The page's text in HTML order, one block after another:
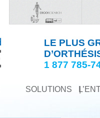
LE PLUS
1 877 785-
SOLUTIONS |